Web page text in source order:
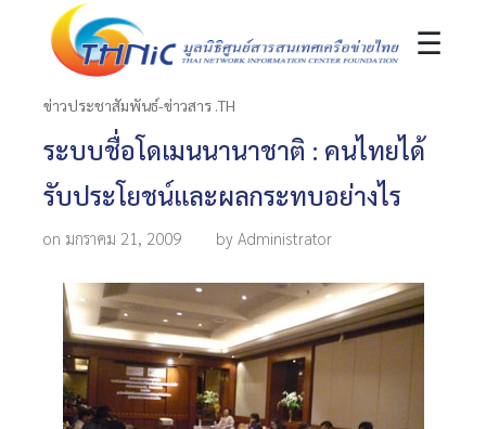
☰
ข่าวประชาสัมพันธ์-ข่าวสาร .TH
ระบบชื่อโดเมนนานาชาติ : คนไทยได้
รับประโยชน์และผลกระทบอย่างไร
on มกราคม 21, 2009 by Administrator